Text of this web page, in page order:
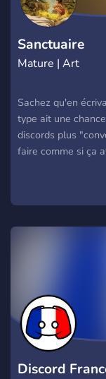
Sanctuaire
Mature | Art
Sachez qu'en
type ait une
discords plus
faire comme si ça
autres).
lecteurs,le
Discord